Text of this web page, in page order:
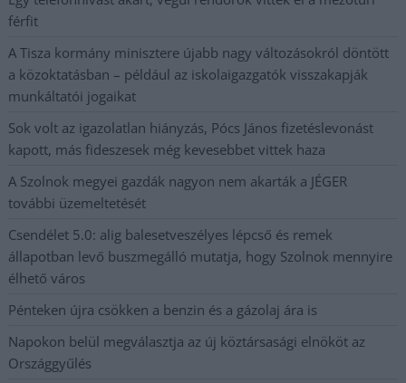
férfit
A Tisza kormány minisztere újabb nagy változásokról döntött
a közoktatásban – például az iskolaigazgatók visszakapják
munkáltatói jogaikat
Sok volt az igazolatlan hiányzás, Pócs János fizetéslevonást
kapott, más fideszesek még kevesebbet vittek haza
A Szolnok megyei gazdák nagyon nem akarták a JÉGER
további üzemeltetését
Csendélet 5.0: alig balesetveszélyes lépcső és remek
állapotban levő buszmegálló mutatja, hogy Szolnok mennyire
élhető város
Pénteken újra csökken a benzin és a gázolaj ára is
Napokon belül megválasztja az új köztársasági elnököt az
Országgyűlés